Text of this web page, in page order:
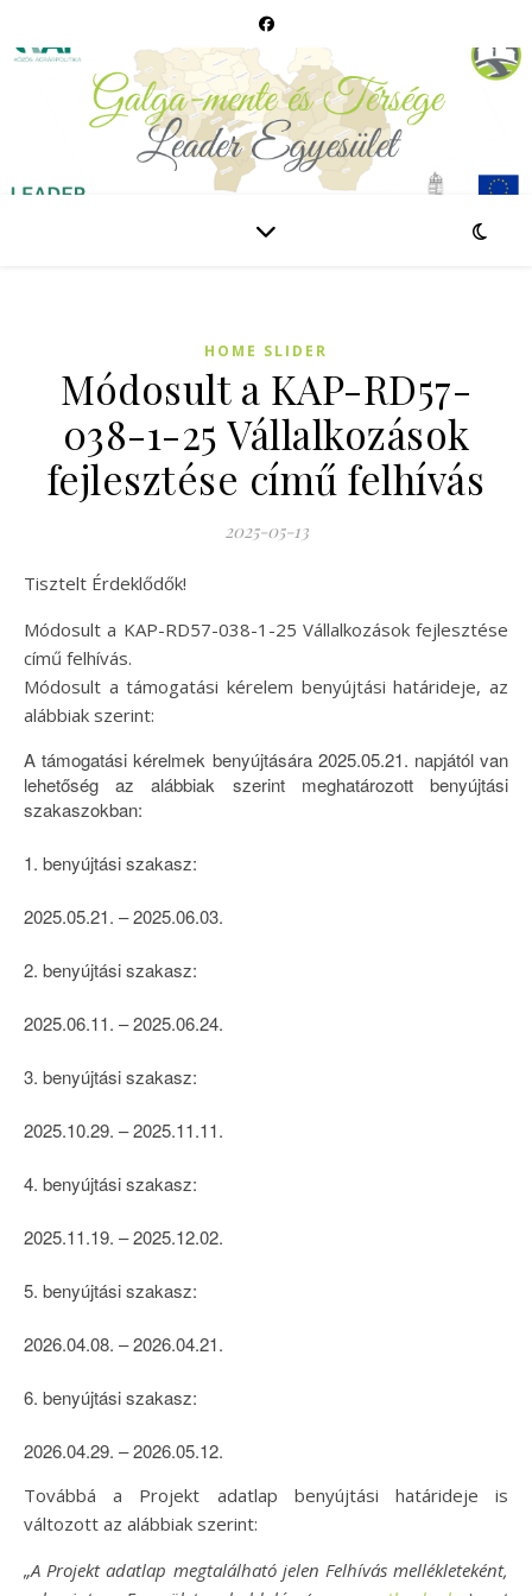
HOME SLIDER
Módosult a KAP-RD57-
038-1-25 Vállalkozások
fejlesztése című felhívás
2025-05-13
Tisztelt Érdeklődők!
Módosult a KAP-RD57-038-1-25 Vállalkozások fejlesztése
című felhívás.
Módosult a támogatási kérelem benyújtási határideje, az
alábbiak szerint:
A támogatási kérelmek benyújtására 2025.05.21. napjától van
lehetőség az alábbiak szerint meghatározott benyújtási
szakaszokban:
1. benyújtási szakasz:
2025.05.21. – 2025.06.03.
2. benyújtási szakasz:
2025.06.11. – 2025.06.24.
3. benyújtási szakasz:
2025.10.29. – 2025.11.11.
4. benyújtási szakasz:
2025.11.19. – 2025.12.02.
5. benyújtási szakasz:
2026.04.08. – 2026.04.21.
6. benyújtási szakasz:
2026.04.29. – 2026.05.12.
Továbbá a Projekt adatlap benyújtási határideje is
változott az alábbiak szerint:
„A Projekt adatlap megtalálható jelen Felhívás mellékleteként,